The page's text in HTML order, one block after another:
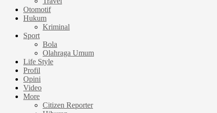
Otomotif
Hukum
Kriminal
Sport
Bola
Olahraga Umum
Life Style
Profil
Opini
Video
More
Citizen Reporter